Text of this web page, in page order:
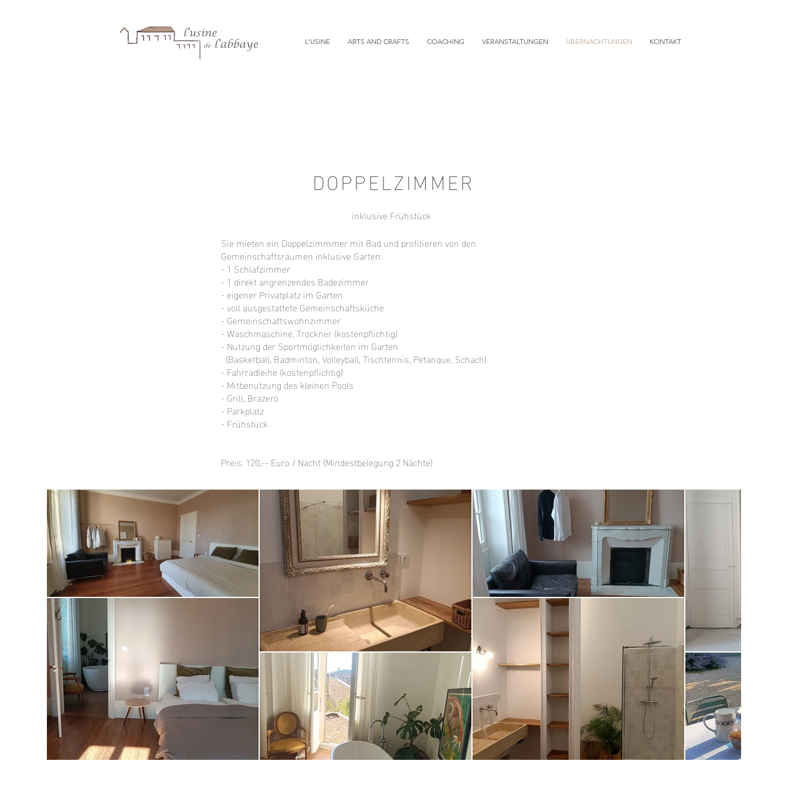
L'USINE ARTS AND CRAFTS COACHING VERANSTALTUNGEN ÜBERNACHTUNGEN KONTAKT
DOPPELZIMMER
inklusive Frühstück
Sie mieten ein Doppelzimmmer mit Bad und profitieren von den
Gemeinschaftsräumen inklusive Garten:
- 1 Schlafzimmer
- 1 direkt angrenzendes Badezimmer
- eigener Privatplatz im Garten
- voll ausgestattete Gemeinschaftsküche
- Gemeinschaftswohnzimmer
- Waschmaschine, Trockner (kostenpflichtig)
- Nutzung der Sportmöglichkeiten im Garten
(Basketball, Badminton, Volleyball, Tischtennis, Petanque, Schach)
- Fahrradleihe (kostenpflichtig)
- Mitbenutzung des kleinen Pools
- Grill, Brazero
- Parkplatz
- Frühstück​
Preis: 120,-- Euro / Nacht (Mindestbelegung 2 Nächte)